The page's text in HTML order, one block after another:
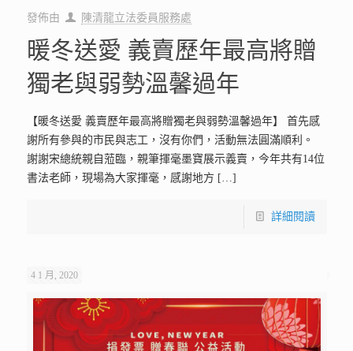
發佈由 陳清龍立法委員服務處
暖冬送愛 義賣歷年最高將贈
獨老與弱勢溫馨過年
【暖冬送愛 義賣歷年最高將贈獨老與弱勢溫馨過年】 首先感
謝所有參與的市民與志工，沒有你們，活動無法圓滿順利。
謝謝宋總統親自蒞臨，親筆揮毫墨寶展示義賣，今年共有14位
書法老師，現場為大家揮毫，感謝地方 […]
詳細閱讀
4 1 月, 2020